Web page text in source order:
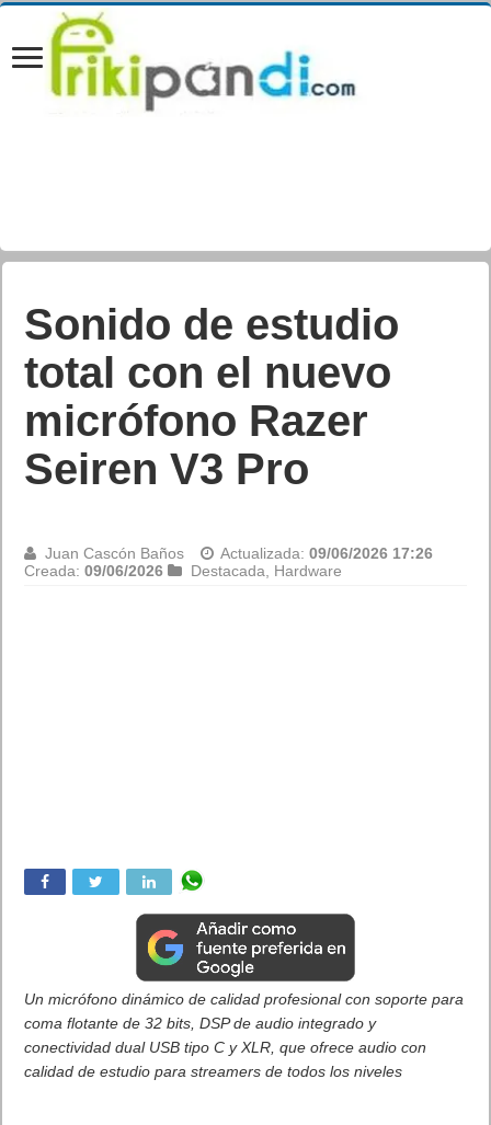
Sonido de estudio
total con el nuevo
micrófono Razer
Seiren V3 Pro
Juan Cascón Baños Actualizada:09/06/2026 17:26
Creada:09/06/2026 Destacada Hardware
Un micrófono dinámico de calidad profesional con soporte para
coma flotante de 32 bits, DSP de audio integrado y
conectividad dual USB tipo C y XLR, que ofrece audio con
calidad de estudio para streamers de todos los niveles